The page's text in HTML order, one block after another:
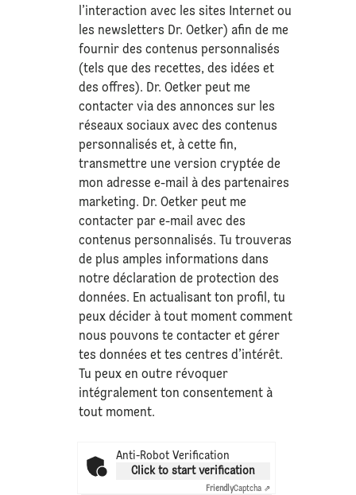
l’interaction avec les sites Internet ou
les newsletters Dr. Oetker) afin de me
fournir des contenus personnalisés
(tels que des recettes, des idées et
des offres). Dr. Oetker peut me
contacter via des annonces sur les
réseaux sociaux avec des contenus
personnalisés et, à cette fin,
transmettre une version cryptée de
mon adresse e-mail à des partenaires
marketing. Dr. Oetker peut me
contacter par e-mail avec des
contenus personnalisés. Tu trouveras
de plus amples informations dans
notre déclaration deprotection des
données. En actualisant ton profil, tu
peux décider à tout moment comment
nous pouvons te contacter et gérer
tes données et tes centres d’intérêt.
Tu peux en outre révoquer
intégralement ton consentement à
tout moment.
Anti-Robot Verification
Click to start verification
FriendlyCaptcha ⇗